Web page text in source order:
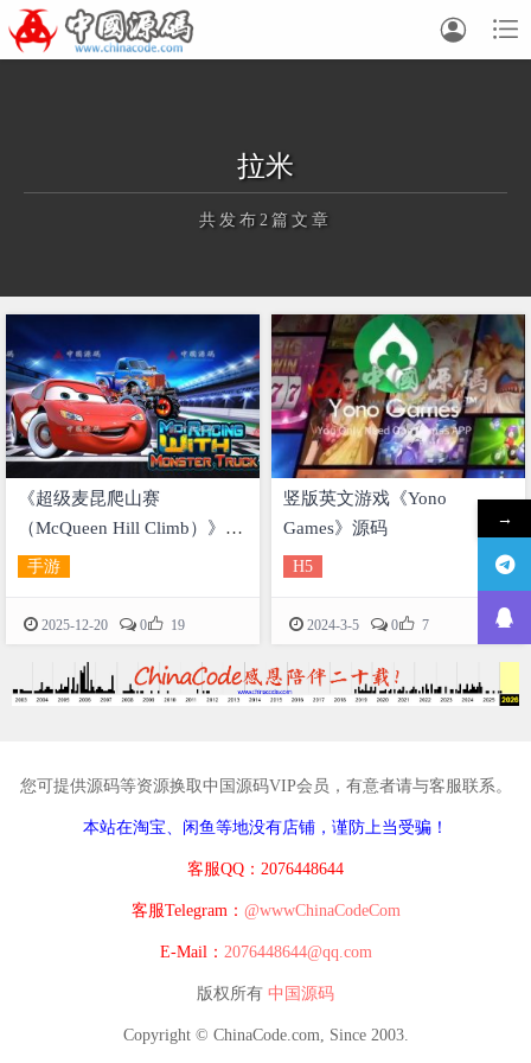


拉米
共发布2篇文章
正在为您加载新内容
《超级麦昆爬山赛
（McQueen Hill Climb）》源
码手游
2025-12-20 0 19
竖版英文游戏《Yono
Games》源码
H5
2024-3-5 0 7
您可提供源码等资源换取中国源码VIP会员，有意者请与客服联系。
本站在淘宝、闲鱼等地没有店铺，谨防上当受骗！
客服QQ：2076448644
客服Telegram： @wwwChinaCodeCom
E-Mail： 2076448644@qq.com
版权所有 中国源码
Copyright © ChinaCode.com, Since 2003.
→